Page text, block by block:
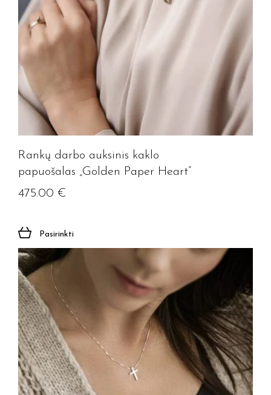
Rankų darbo auksinis kaklo
papuošalas „Golden Paper Heart”
475.00 €
Pasirinkti